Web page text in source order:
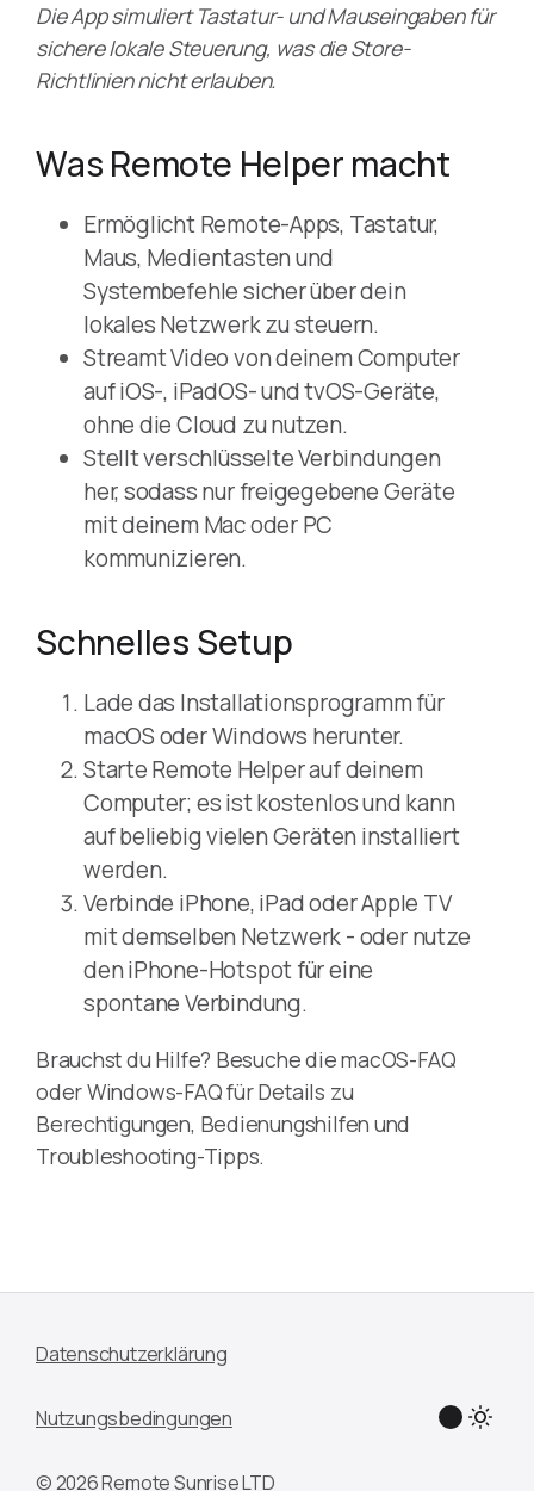
Die App simuliert Tastatur- und Mauseingaben für
sichere lokale Steuerung, was die Store-
Richtlinien nicht erlauben.
Was Remote Helper macht
Ermöglicht Remote-Apps, Tastatur,
Maus, Medientasten und
Systembefehle sicher über dein
lokales Netzwerk zu steuern.
Streamt Video von deinem Computer
auf iOS-, iPadOS- und tvOS-Geräte,
ohne die Cloud zu nutzen.
Stellt verschlüsselte Verbindungen
her, sodass nur freigegebene Geräte
mit deinem Mac oder PC
kommunizieren.
Schnelles Setup
Lade das Installationsprogramm für
macOS oder Windows herunter.
Starte Remote Helper auf deinem
Computer; es ist kostenlos und kann
auf beliebig vielen Geräten installiert
werden.
Verbinde iPhone, iPad oder Apple TV
mit demselben Netzwerk - oder nutze
den iPhone-Hotspot für eine
spontane Verbindung.
Brauchst du Hilfe? Besuche die macOS-FAQ
oder Windows-FAQ für Details zu
Berechtigungen, Bedienungshilfen und
Troubleshooting-Tipps.
Datenschutzerklärung
Nutzungsbedingungen
© 2026 Remote Sunrise LTD